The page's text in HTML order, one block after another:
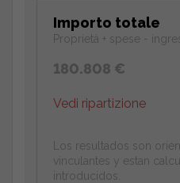
Importo totale
Proprietà + spese -
180.808 €
Vedi ripartizione
Los resultados son
vinculantes y estan
introducidos.